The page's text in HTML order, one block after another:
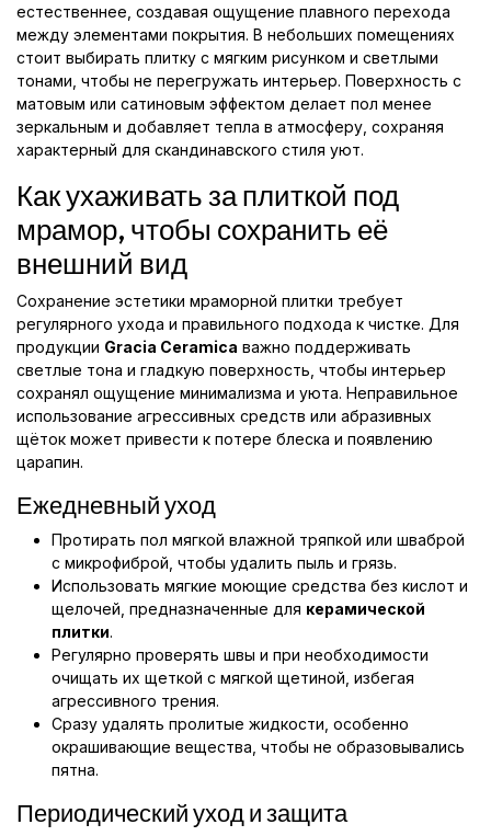
естественнее, создавая ощущение плавного перехода
между элементами покрытия. В небольших помещениях
стоит выбирать плитку с мягким рисунком и светлыми
тонами, чтобы не перегружать интерьер. Поверхность с
матовым или сатиновым эффектом делает пол менее
зеркальным и добавляет тепла в атмосферу, сохраняя
характерный для скандинавского стиля уют.
Как ухаживать за плиткой под
мрамор, чтобы сохранить её
внешний вид
Сохранение эстетики мраморной плитки требует
регулярного ухода и правильного подхода к чистке. Для
продукции Gracia Ceramica важно поддерживать
светлые тона и гладкую поверхность, чтобы интерьер
сохранял ощущение минимализма и уюта. Неправильное
использование агрессивных средств или абразивных
щёток может привести к потере блеска и появлению
царапин.
Ежедневный уход
Протирать пол мягкой влажной тряпкой или шваброй
с микрофиброй, чтобы удалить пыль и грязь.
Использовать мягкие моющие средства без кислот и
щелочей, предназначенные для керамической
плитки.
Регулярно проверять швы и при необходимости
очищать их щеткой с мягкой щетиной, избегая
агрессивного трения.
Сразу удалять пролитые жидкости, особенно
окрашивающие вещества, чтобы не образовывались
пятна.
Периодический уход и защита